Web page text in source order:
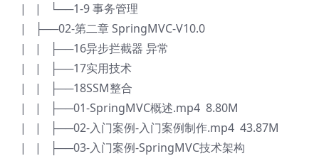
| | └──1-9 事务管理
| ├──02-第二章 SpringMVC-V10.0
| | ├──16异步拦截器 异常
| | ├──17实用技术
| | ├──18SSM整合
| | ├──01-SpringMVC概述.mp4 8.80M
| | ├──02-入门案例-入门案例制作.mp4 43.87M
| | ├──03-入门案例-SpringMVC技术架构